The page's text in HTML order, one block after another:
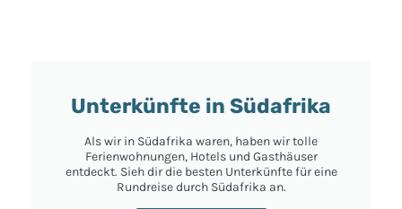
Unterkünfte in Südafrika
Als wir in Südafrika waren, haben wir tolle
Ferienwohnungen, Hotels und Gasthäuser
entdeckt. Sieh dir die besten Unterkünfte für eine
Rundreise durch Südafrika an.